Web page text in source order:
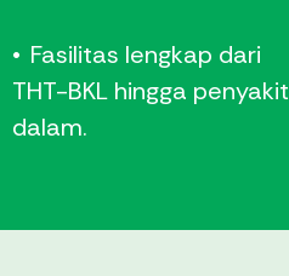
Fasilitas lengkap dari
THT-BKL hingga penyakit
dalam.